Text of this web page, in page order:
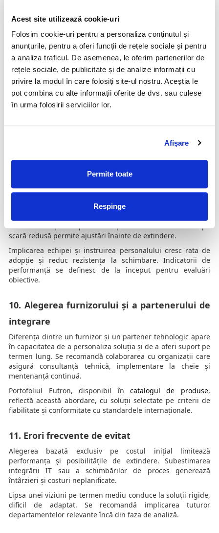
Acest site utilizează cookie-uri
Folosim cookie-uri pentru a personaliza conținutul și
anunțurile, pentru a oferi funcții de rețele sociale și pentru
a analiza traficul. De asemenea, le oferim partenerilor de
rețele sociale, de publicitate și de analize informații cu
privire la modul în care folosiți site-ul nostru. Aceștia le
pot combina cu alte informații oferite de dvs. sau culese
în urma folosirii serviciilor lor.
Afişare
Permite toate
Respinge
monitorizarea performanței în timp real.
Scalabilitatea susține adaptarea la creșterea volumelor sau
la schimbări de proces, fără investiții disproporționate.
Actualizările software și mentenanța predictivă mențin
performanța pe termen lung.
8. Analiza costurilor totale și a rentabilității
Decizia se bazează pe costul total de deținere, care include
operaționale reale, nu de la estimări generale.
9. Implementare pilot și adaptare controlată
concrete despre impactul asupra fluxurilor. Testarea pe
scară redusă permite ajustări înainte de extindere.
Implicarea echipei și instruirea personalului cresc rata de
adopție și reduc rezistența la schimbare. Indicatorii de
performanță se definesc de la început pentru evaluări
obiective.
10. Alegerea furnizorului și a partenerului de
integrare
Diferența dintre un furnizor și un partener tehnologic apare
în capacitatea de a personaliza soluția și de a oferi suport pe
termen lung. Se recomandă colaborarea cu organizații care
asigură consultanță tehnică, implementare la cheie și
mentenanță continuă.
Portofoliul Eutron, disponibil în catalogul de produse,
reflectă această abordare, cu soluții selectate pe criterii de
fiabilitate și conformitate cu standardele internaționale.
11. Erori frecvente de evitat
Alegerea bazată exclusiv pe costul inițial limitează
performanța și posibilitățile de extindere. Subestimarea
integrării IT sau a schimbărilor de proces generează
întârzieri și costuri neplanificate.
Lipsa unei viziuni pe termen mediu conduce la soluții rigide,
dificil de adaptat. Se recomandă implicarea tuturor
departamentelor relevante încă din faza de analiză.